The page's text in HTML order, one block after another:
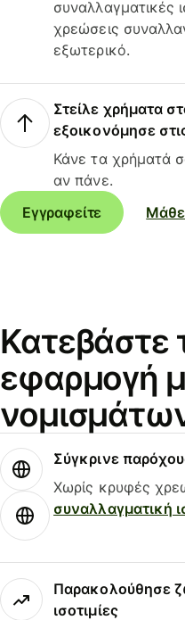
συναλλαγματικές
χρεώσεις
εξωτερικό.
Στείλε χρήματα
εξοικονόμησε
Κάνε τα χρήματά
αν πάνε.
Εγγραφείτε
Μάθε
Κατεβάστε
εφαρμογή
Σύγκρινε
Χωρίς κρυφές
συναλλαγματική
Παρακολούθησε
ισοτιμίες